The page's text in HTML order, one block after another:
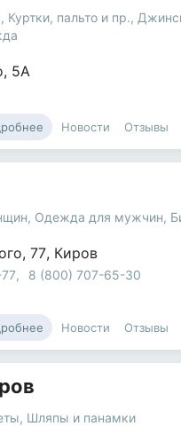
, Куртки, пальто и пр.,
, 5А
Новости Отзывы
, Одежда для мужчин,
, 77, Киров
, 8 (800) 707-65-30
Новости Отзывы
, Шляпы и панамки